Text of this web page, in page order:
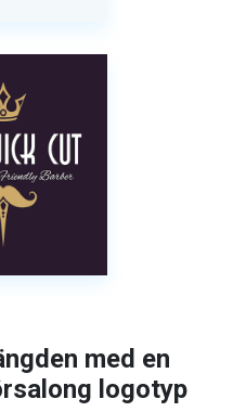
med en
logotyp